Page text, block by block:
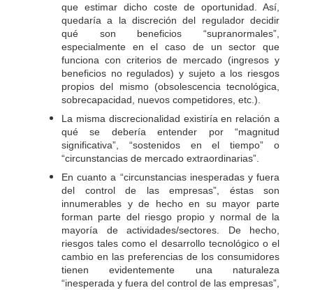
que estimar dicho coste de oportunidad. Así,
quedaría a la discreción del regulador decidir
qué son beneficios “supranormales”,
especialmente en el caso de un sector que
funciona con criterios de mercado (ingresos y
beneficios no regulados) y sujeto a los riesgos
propios del mismo (obsolescencia tecnológica,
sobrecapacidad, nuevos competidores, etc.).
La misma discrecionalidad existiría en relación a
qué se debería entender por “magnitud
significativa”, “sostenidos en el tiempo” o
“circunstancias de mercado extraordinarias”.
En cuanto a “circunstancias inesperadas y fuera
del control de las empresas”, éstas son
innumerables y de hecho en su mayor parte
forman parte del riesgo propio y normal de la
mayoría de actividades/sectores. De hecho,
riesgos tales como el desarrollo tecnológico o el
cambio en las preferencias de los consumidores
tienen evidentemente una naturaleza
“inesperada y fuera del control de las empresas”,